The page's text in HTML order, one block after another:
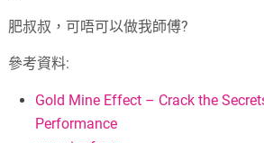
肥叔叔，可唔可以做我師傅?
參考資料:
Gold Mine Effect – Crack the
Performance